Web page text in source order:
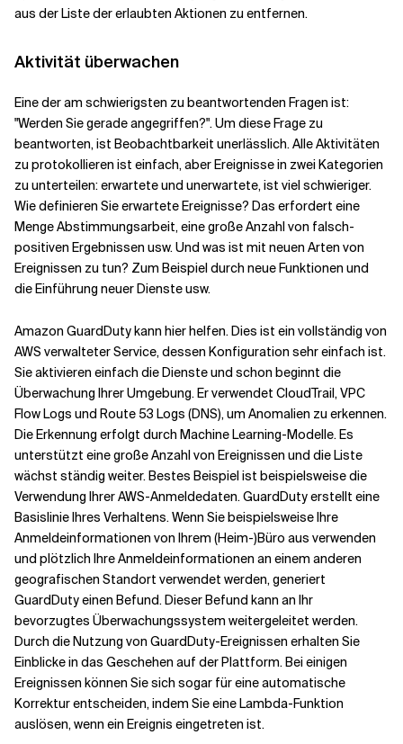
aus der Liste der erlaubten Aktionen zu entfernen.
Aktivität überwachen
Eine der am schwierigsten zu beantwortenden Fragen ist:
"Werden Sie gerade angegriffen?". Um diese Frage zu
beantworten, ist Beobachtbarkeit unerlässlich. Alle Aktivitäten
zu protokollieren ist einfach, aber Ereignisse in zwei Kategorien
zu unterteilen: erwartete und unerwartete, ist viel schwieriger.
Wie definieren Sie erwartete Ereignisse? Das erfordert eine
Menge Abstimmungsarbeit, eine große Anzahl von falsch-
positiven Ergebnissen usw. Und was ist mit neuen Arten von
Ereignissen zu tun? Zum Beispiel durch neue Funktionen und
die Einführung neuer Dienste usw.
Amazon GuardDuty kann hier helfen. Dies ist ein vollständig von
AWS verwalteter Service, dessen Konfiguration sehr einfach ist.
Sie aktivieren einfach die Dienste und schon beginnt die
Überwachung Ihrer Umgebung. Er verwendet CloudTrail, VPC
Flow Logs und Route 53 Logs (DNS), um Anomalien zu erkennen.
Die Erkennung erfolgt durch Machine Learning-Modelle. Es
unterstützt eine große Anzahl von Ereignissen und die Liste
wächst ständig weiter. Bestes Beispiel ist beispielsweise die
Verwendung Ihrer AWS-Anmeldedaten. GuardDuty erstellt eine
Basislinie Ihres Verhaltens. Wenn Sie beispielsweise Ihre
Anmeldeinformationen von Ihrem (Heim-)Büro aus verwenden
und plötzlich Ihre Anmeldeinformationen an einem anderen
geografischen Standort verwendet werden, generiert
GuardDuty einen Befund. Dieser Befund kann an Ihr
bevorzugtes Überwachungssystem weitergeleitet werden.
Durch die Nutzung von GuardDuty-Ereignissen erhalten Sie
Einblicke in das Geschehen auf der Plattform. Bei einigen
Ereignissen können Sie sich sogar für eine automatische
Korrektur entscheiden, indem Sie eine Lambda-Funktion
auslösen, wenn ein Ereignis eingetreten ist.